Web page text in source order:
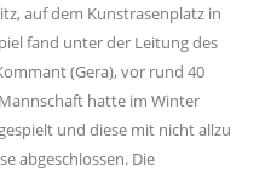
auf dem Kunstrasenplatz in
fand unter der Leitung des
(Gera), vor rund 40
hatte im Winter
und diese mit nicht allzu
abgeschlossen. Die